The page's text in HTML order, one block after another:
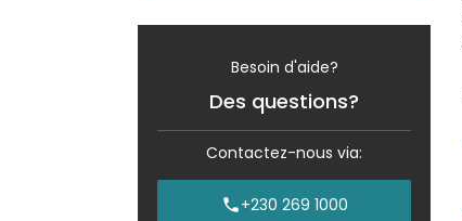
Besoin d'aide?
Des questions?
Contactez-nous via:
+230 269 1000